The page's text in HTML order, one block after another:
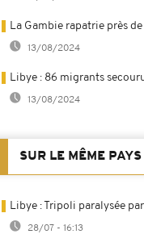
La Gambie rapatrie près
13/08/2024
Libye : 86 migrants
13/08/2024
SUR LE MÊME PAYS
Libye : Tripoli paralysée
28/07 - 16:13